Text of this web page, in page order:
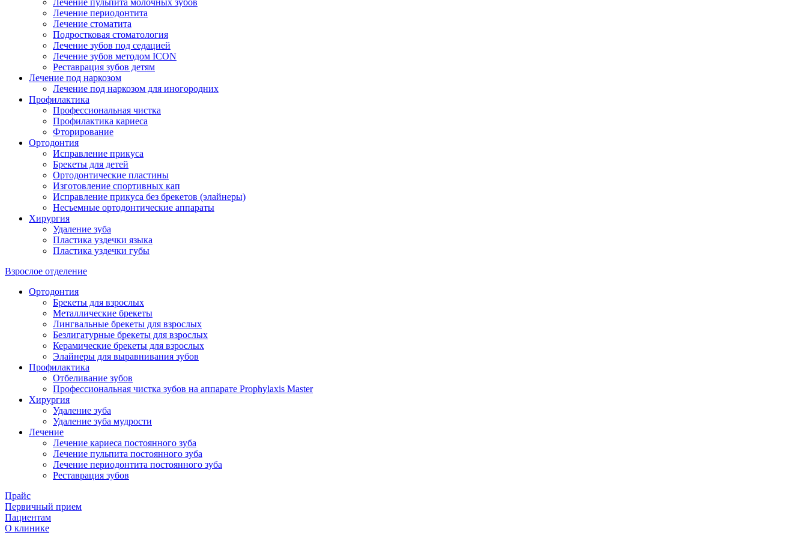
Лечение пульпита молочных зубов
Лечение периодонтита
Лечение стоматита
Подростковая стоматология
Лечение зубов под седацией
Лечение зубов методом ICON
Реставрация зубов детям
Лечение под наркозом
Лечение под наркозом для иногородних
Профилактика
Профессиональная чистка
Профилактика кариеса
Фторирование
Ортодонтия
Исправление прикуса
Брекеты для детей
Ортодонтические пластины
Изготовление спортивных кап
Исправление прикуса без брекетов (элайнеры)
Несъемные ортодонтические аппараты
Хирургия
Удаление зуба
Пластика уздечки языка
Пластика уздечки губы
Взрослое отделение
Ортодонтия
Брекеты для взрослых
Металлические брекеты
Лингвальные брекеты для взрослых
Безлигатурные брекеты для взрослых
Керамические брекеты для взрослых
Элайнеры для выравнивания зубов
Профилактика
Отбеливание зубов
Профессиональная чистка зубов на аппарате Prophylaxis Master
Хирургия
Удаление зуба
Удаление зуба мудрости
Лечение
Лечение кариеса постоянного зуба
Лечение пульпита постоянного зуба
Лечение периодонтита постоянного зуба
Реставрация зубов
Прайс
Первичный прием
Пациентам
О клинике